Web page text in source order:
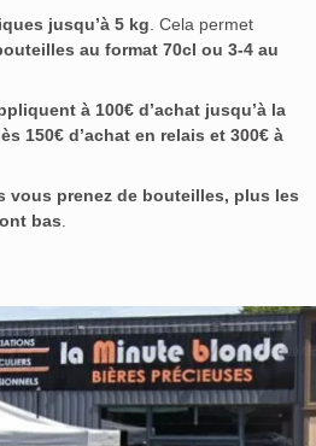
jusqu’à 5 kg . Cela permet
au format 70cl ou 3-4 au
à 100€ d’achat jusqu’à la
150€ d’achat en relais et 300€ à
vous prenez de bouteilles, plus les
bas